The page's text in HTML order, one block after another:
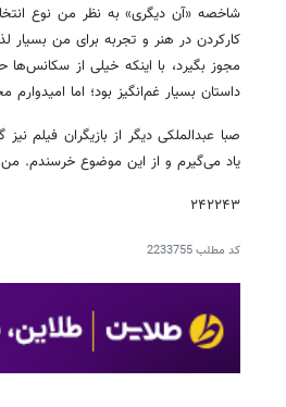
شاخصه «آن دیگری» به نظر من نوع
کارکردن در هنر و تجربه برای من
مجوز بگیرد، با اینکه خیلی از سکانس‌ها
داستان بسیار غم‌انگیز بود؛ اما
صبا عبدالملکی دیگر از بازیگران فیلم
یاد می‌گیرم و از این موضوع خرسندم.
۲۴۲۲۴۳
کد مطلب2233755